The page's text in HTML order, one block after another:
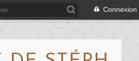
Connexion